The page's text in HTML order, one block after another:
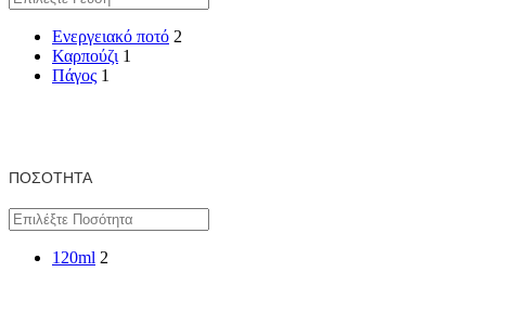
Ενεργειακό ποτό 2
Καρπούζι 1
Πάγος 1
ΠΟΣΌΤΗΤΑ
120ml 2